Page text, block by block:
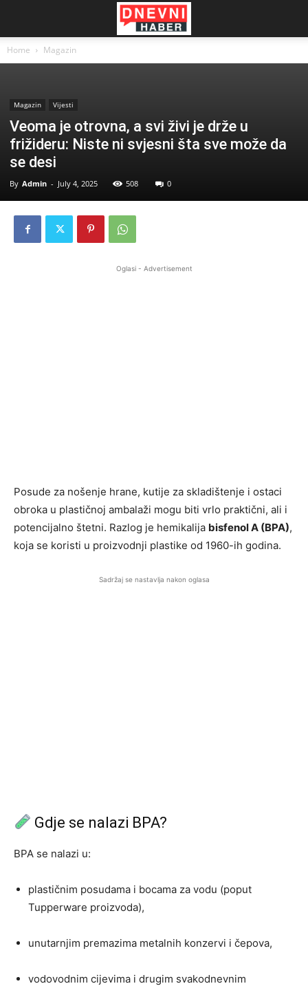
Home Magazin
Magazin Vijesti
Veoma je otrovna, a svi živi je drže u
frižideru: Niste ni svjesni šta sve može da
se desi
By Admin - July 4, 2025 508 0
Oglasi - Advertisement
Posude za nošenje hrane, kutije za skladištenje i ostaci
obroka u plastičnoj ambalaži mogu biti vrlo praktični, ali i
potencijalno štetni. Razlog je hemikalija bisfenol A (BPA),
koja se koristi u proizvodnji plastike od 1960-ih godina.
Sadržaj se nastavlja nakon oglasa
Gdje se nalazi BPA?
BPA se nalazi u:
plastičnim posudama i bocama za vodu (poput
Tupperware proizvoda),
unutarnjim premazima metalnih konzervi i čepova,
vodovodnim cijevima i drugim svakodnevnim